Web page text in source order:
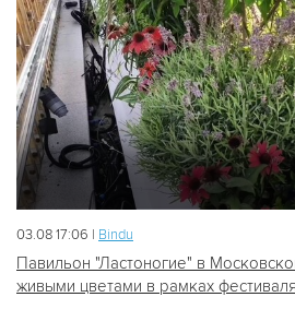
03.08 17:06 | Bindu
Павильон "Ластоногие" в
живыми цветами в рамках